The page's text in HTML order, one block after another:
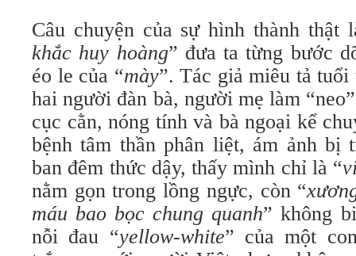
Câu chuyện của sự hình thành thật
khắc huy hoàng” đưa ta từng bước
éo le của “mày”. Tác giả miêu tả
hai người đàn bà, người mẹ làm
cục cằn, nóng tính và bà ngoại kể
bệnh tâm thần phân liệt, ám ảnh bị
ban đêm thức dậy, thấy mình chỉ là “
nằm gọn trong lồng ngực, còn “
máu bao bọc chung quanh” không
nỗi đau “yellow-white” của một